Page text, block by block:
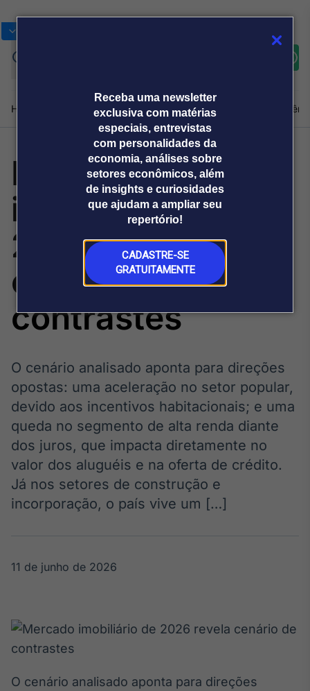
Receba uma newsletter
exclusiva com matérias
especiais, entrevistas
com personalidades da
economia, análises sobre
setores econômicos, além
de insights e curiosidades
que ajudam a ampliar seu
repertório!
CADASTRE-SE
GRATUITAMENTE
Home Produtos e soluçõesNotíciasBlogWeekend
Plataformas
Broadcast
Broadcast+
O mercado
financeiro em
tempo real
Broadcast
Agro
Broadcast
Político
Os bastidores da
política em
Broadcast
personalizados
Sobre nós Releases Broadcast
Prêmio Broadcast
Analistas
Prêmio Broadcast
Empresas
Agências de
comunicação
Releases
Mercado
imobiliário de
2026 revela
cenário de
contrastes
O cenário analisado aponta para direções
opostas: uma aceleração no setor popular,
devido aos incentivos habitacionais; e uma
queda no segmento de alta renda diante
dos juros, que impacta diretamente no
valor dos aluguéis e na oferta de crédito.
Já nos setores de construção e
incorporação, o país vive um […]
11 de junho de 2026
O cenário analisado aponta para direções